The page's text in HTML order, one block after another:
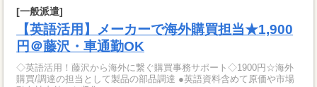
[一般派遣]
【英語活用】メーカーで海外購買担当★1,900
円＠藤沢・車通勤OK
◇英語活用！藤沢から海外に繋ぐ購買事務サポート◇1900円☆海外
購買/調達の担当として製品の部品調達 ●英語資料含めて原価や市場